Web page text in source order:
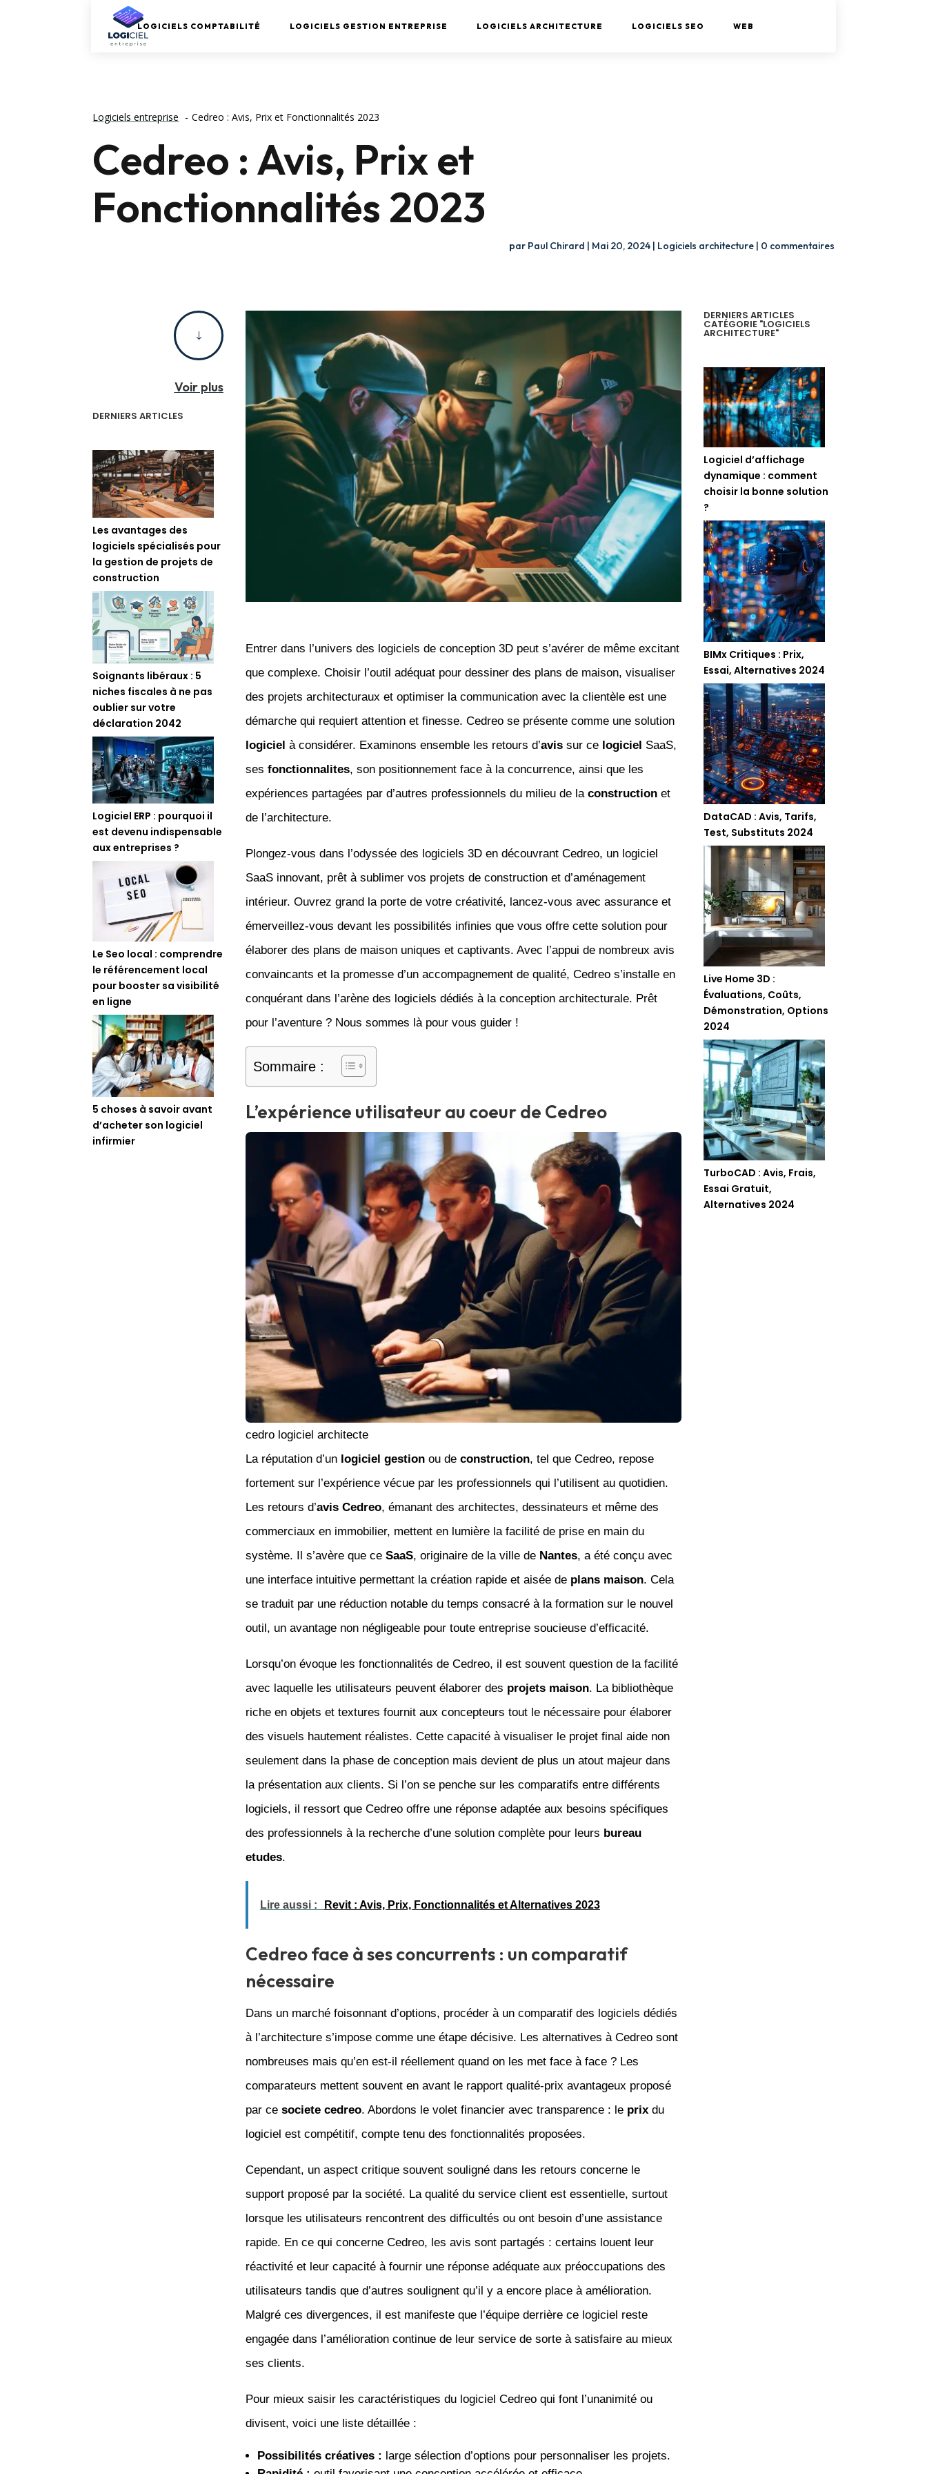
LOGICIELS COMPTABILITÉ LOGICIELS GESTION ENTREPRISE LOGICIELS ARCHITECTURE LOGICIELS SEO WEB
Logiciels entreprise Cedreo : Avis, Prix et Fonctionnalités 2023
Cedreo : Avis, Prix et
Fonctionnalités 2023
par Paul Chirard | Mai 20, 2024| Logiciels architecture| 0 commentaires
"
Voir plus
DERNIERS ARTICLES
Les avantages des
logiciels spécialisés pour
la gestion de projets de
construction
Soignants libéraux : 5
niches fiscales à ne pas
oublier sur votre
déclaration 2042
Logiciel ERP : pourquoi il
est devenu indispensable
aux entreprises ?
Le Seo local : comprendre
le référencement local
pour booster sa visibilité
en ligne
5 choses à savoir avant
d’acheter son logiciel
infirmier
Entrer dans l’univers des logiciels de conception 3D peut s’avérer de même excitant
que complexe. Choisir l’outil adéquat pour dessiner des plans de maison, visualiser
des projets architecturaux et optimiser la communication avec la clientèle est une
démarche qui requiert attention et finesse. Cedreo se présente comme une solution
logiciel à considérer. Examinons ensemble les retours d’avissur ce logiciel SaaS,
ses fonctionnalites, son positionnement face à la concurrence, ainsi que les
expériences partagées par d’autres professionnels du milieu de la constructionet
de l’architecture.
Plongez-vous dans l’odyssée des logiciels 3D en découvrant Cedreo, un logiciel
SaaS innovant, prêt à sublimer vos projets de construction et d’aménagement
intérieur. Ouvrez grand la porte de votre créativité, lancez-vous avec assurance et
émerveillez-vous devant les possibilités infinies que vous offre cette solution pour
élaborer des plans de maison uniques et captivants. Avec l’appui de nombreux avis
convaincants et la promesse d’un accompagnement de qualité, Cedreo s’installe en
conquérant dans l’arène des logiciels dédiés à la conception architecturale. Prêt
pour l’aventure ? Nous sommes là pour vous guider !
Sommaire :
L’expérience utilisateur au coeur de Cedreo
cedro logiciel architecte
La réputation d’un logiciel gestionou de construction, tel que Cedreo, repose
fortement sur l’expérience vécue par les professionnels qui l’utilisent au quotidien.
Les retours d’avis Cedreo, émanant des architectes, dessinateurs et même des
commerciaux en immobilier, mettent en lumière la facilité de prise en main du
système. Il s’avère que ce SaaS, originaire de la ville de Nantes, a été conçu avec
une interface intuitive permettant la création rapide et aisée de plans maison. Cela
se traduit par une réduction notable du temps consacré à la formation sur le nouvel
outil, un avantage non négligeable pour toute entreprise soucieuse d’efficacité.
Lorsqu’on évoque les fonctionnalités de Cedreo, il est souvent question de la facilité
avec laquelle les utilisateurs peuvent élaborer des projets maison. La bibliothèque
riche en objets et textures fournit aux concepteurs tout le nécessaire pour élaborer
des visuels hautement réalistes. Cette capacité à visualiser le projet final aide non
seulement dans la phase de conception mais devient de plus un atout majeur dans
la présentation aux clients. Si l’on se penche sur les comparatifs entre différents
logiciels, il ressort que Cedreo offre une réponse adaptée aux besoins spécifiques
des professionnels à la recherche d’une solution complète pour leurs bureau
etudes.
Lire aussi : Revit : Avis, Prix, Fonctionnalités et Alternatives 2023
Cedreo face à ses concurrents : un comparatif
nécessaire
Dans un marché foisonnant d’options, procéder à un comparatif des logiciels dédiés
à l’architecture s’impose comme une étape décisive. Les alternatives à Cedreo sont
nombreuses mais qu’en est-il réellement quand on les met face à face ? Les
comparateurs mettent souvent en avant le rapport qualité-prix avantageux proposé
par ce societe cedreo. Abordons le volet financier avec transparence : le prixdu
logiciel est compétitif, compte tenu des fonctionnalités proposées.
Cependant, un aspect critique souvent souligné dans les retours concerne le
support proposé par la société. La qualité du service client est essentielle, surtout
lorsque les utilisateurs rencontrent des difficultés ou ont besoin d’une assistance
rapide. En ce qui concerne Cedreo, les avis sont partagés : certains louent leur
réactivité et leur capacité à fournir une réponse adéquate aux préoccupations des
utilisateurs tandis que d’autres soulignent qu’il y a encore place à amélioration.
Malgré ces divergences, il est manifeste que l’équipe derrière ce logiciel reste
engagée dans l’amélioration continue de leur service de sorte à satisfaire au mieux
ses clients.
Pour mieux saisir les caractéristiques du logiciel Cedreo qui font l’unanimité ou
divisent, voici une liste détaillée :
Possibilités créatives : large sélection d’options pour personnaliser les projets.
DERNIERS ARTICLES
CATÉGORIE "LOGICIELS
ARCHITECTURE"
Logiciel d’affichage
dynamique : comment
choisir la bonne solution
?
BIMx Critiques : Prix,
Essai, Alternatives 2024
DataCAD : Avis, Tarifs,
Test, Substituts 2024
Live Home 3D :
Évaluations, Coûts,
Démonstration, Options
2024
TurboCAD : Avis, Frais,
Essai Gratuit,
Alternatives 2024